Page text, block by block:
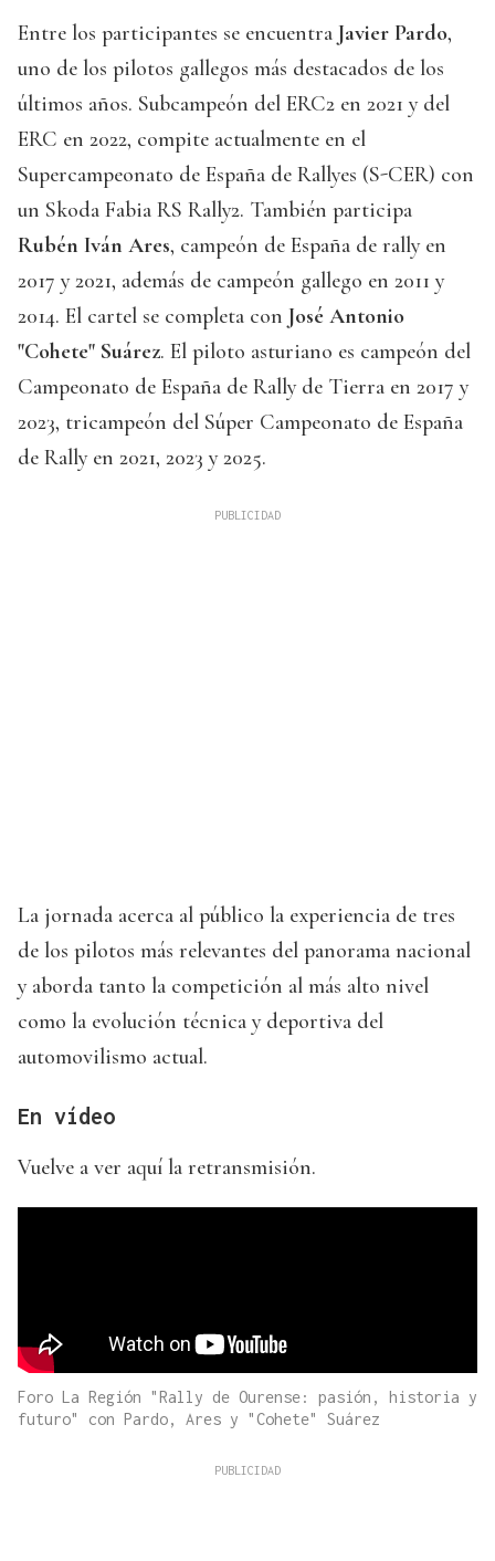
Entre los participantes se encuentra Javier Pardo,
uno de los pilotos gallegos más destacados de los
últimos años. Subcampeón del ERC2 en 2021 y del
ERC en 2022, compite actualmente en el
Supercampeonato de España de Rallyes (S-CER) con
un Skoda Fabia RS Rally2. También participa
Rubén Iván Ares, campeón de España de rally en
2017 y 2021, además de campeón gallego en 2011 y
2014. El cartel se completa con José Antonio
"Cohete" Suárez. El piloto asturiano es campeón del
Campeonato de España de Rally de Tierra en 2017 y
2023, tricampeón del Súper Campeonato de España
de Rally en 2021, 2023 y 2025.
La jornada acerca al público la experiencia de tres
de los pilotos más relevantes del panorama nacional
y aborda tanto la competición al más alto nivel
como la evolución técnica y deportiva del
automovilismo actual.
En vídeo
Vuelve a ver aquí la retransmisión.
Foro La Región "Rally de Ourense: pasión, historia y
futuro" con Pardo, Ares y "Cohete" Suárez